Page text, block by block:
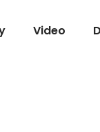
Video